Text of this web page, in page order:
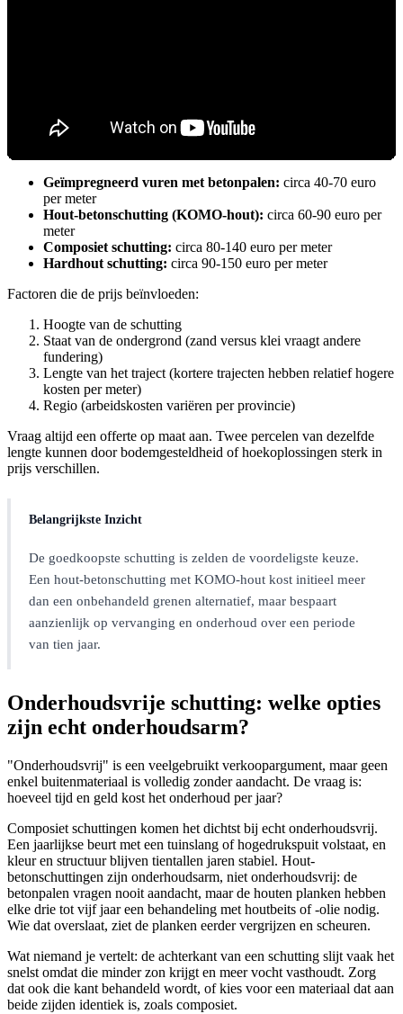
Geïmpregneerd vuren met betonpalen: circa 40-70 euro
per meter
Hout-betonschutting (KOMO-hout): circa 60-90 euro per
meter
Composiet schutting: circa 80-140 euro per meter
Hardhout schutting: circa 90-150 euro per meter
Factoren die de prijs beïnvloeden:
Hoogte van de schutting
Staat van de ondergrond (zand versus klei vraagt andere
fundering)
Lengte van het traject (kortere trajecten hebben relatief hogere
kosten per meter)
Regio (arbeidskosten variëren per provincie)
Vraag altijd een offerte op maat aan. Twee percelen van dezelfde
lengte kunnen door bodemgesteldheid of hoekoplossingen sterk in
prijs verschillen.
Belangrijkste Inzicht
De goedkoopste schutting is zelden de voordeligste keuze.
Een hout-betonschutting met KOMO-hout kost initieel meer
dan een onbehandeld grenen alternatief, maar bespaart
aanzienlijk op vervanging en onderhoud over een periode
van tien jaar.
Onderhoudsvrije schutting: welke opties
zijn echt onderhoudsarm?
"Onderhoudsvrij" is een veelgebruikt verkoopargument, maar geen
enkel buitenmateriaal is volledig zonder aandacht. De vraag is:
hoeveel tijd en geld kost het onderhoud per jaar?
Composiet schuttingen komen het dichtst bij echt onderhoudsvrij.
Een jaarlijkse beurt met een tuinslang of hogedrukspuit volstaat, en
kleur en structuur blijven tientallen jaren stabiel. Hout-
betonschuttingen zijn onderhoudsarm, niet onderhoudsvrij: de
betonpalen vragen nooit aandacht, maar de houten planken hebben
elke drie tot vijf jaar een behandeling met houtbeits of -olie nodig.
Wie dat overslaat, ziet de planken eerder vergrijzen en scheuren.
Wat niemand je vertelt: de achterkant van een schutting slijt vaak het
snelst omdat die minder zon krijgt en meer vocht vasthoudt. Zorg
dat ook die kant behandeld wordt, of kies voor een materiaal dat aan
beide zijden identiek is, zoals composiet.